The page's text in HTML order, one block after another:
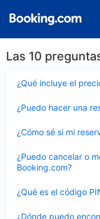
Las 10
¿Qué incluye el
cerrado
¿Puedo hacer una
cerrado
¿Cómo sé si mi
cerrado
¿Puedo cancelar o
Booking.com?
cerrado
¿Qué es el código
cerrado
¿Dónde puedo